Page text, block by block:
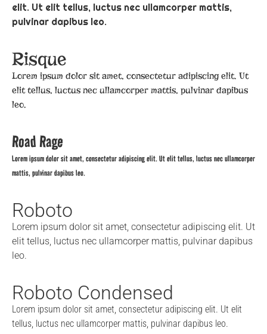
elit. Ut elit tellus, luctus nec ullamcorper mattis,
pulvinar dapibus leo.
Risque
Lorem ipsum dolor sit amet, consectetur adipiscing elit. Ut
elit tellus, luctus nec ullamcorper mattis, pulvinar dapibus
leo.
Road Rage
Lorem ipsum dolor sit amet, consectetur adipiscing elit. Ut elit tellus, luctus nec ullamcorper
mattis, pulvinar dapibus leo.
Roboto
Lorem ipsum dolor sit amet, consectetur adipiscing elit. Ut
elit tellus, luctus nec ullamcorper mattis, pulvinar dapibus
leo.
Roboto Condensed
Lorem ipsum dolor sit amet, consectetur adipiscing elit. Ut elit
tellus, luctus nec ullamcorper mattis, pulvinar dapibus leo.